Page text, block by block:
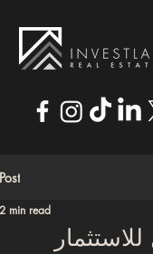
Post
2 min read